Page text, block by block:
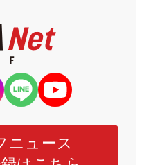
ニュース